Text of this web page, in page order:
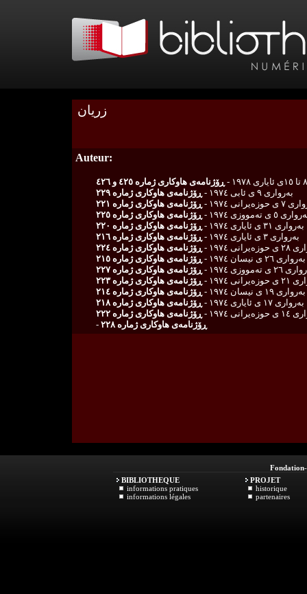
زریان
Auteur:
٨ تا ١٥ی ئایاری ١٩٧٨ -
ڕۆژنامەی هاوکاری ژمارە ٤٢٥ و ٤٢٦
به‌رواری ٩ ی ئابی ١٩٧٤ -
ڕۆژنامه‌ی هاوكاری ژمارە ٢٢٩
حوزه‌یرانی ١٩٧٤ -
ڕۆژنامه‌ی هاوكاری ژمارە ٢٢١
٥ ی تەمووزی ١٩٧٤ -
ڕۆژنامه‌ی هاوكاری ژمارە ٢٢٥
به‌رواری ٣١ ی ئایاری ١٩٧٤ -
ڕۆژنامه‌ی هاوكاری ژمارە ٢٢٠
به‌رواری ٣ ی ئایاری ١٩٧٤ -
ڕۆژنامه‌ی هاوكاری ژمارە ٢١٦
١٩٧٤ -
ڕۆژنامه‌ی هاوكاری ژمارە ٢٢٤
به‌رواری ٢٦ ی نیسان ١٩٧٤ -
ڕۆژنامه‌ی هاوكاری ژمارە ٢١٥
٢٦ ی تەمووزی ١٩٧٤ -
ڕۆژنامه‌ی هاوكاری ژمارە ٢٢٧
١٩٧٤ -
ڕۆژنامه‌ی هاوكاری ژمارە ٢٢٣
به‌رواری ١٩ ی نیسان ١٩٧٤ -
ڕۆژنامه‌ی هاوكاری ژمارە ٢١٤
به‌رواری ١٧ ی ئایاری ١٩٧٤ -
ڕۆژنامه‌ی هاوكاری ژمارە ٢١٨
١٩٧٤ -
ڕۆژنامه‌ی هاوكاری ژمارە ٢٢٢
-
ڕۆژنامه‌ی هاوكاری ژمارە ٢٢٨
Fondation
BIBLIOTHEQUE
informations pratiques
informations légales
PROJET
historique
partenaires